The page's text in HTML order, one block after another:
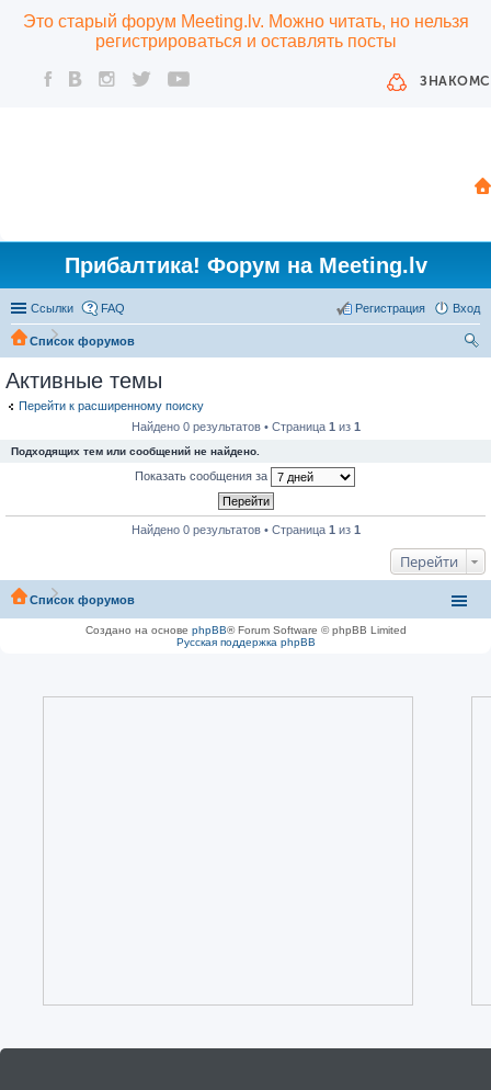
Это старый форум Meeting.lv. Можно читать, но нельзя
регистрироваться и оставлять посты
Прибалтика! Форум на Meeting.lv
Ссылки FAQ Вход
Регистрация
Список форумов
Активные темы
Перейти к расширенному поиску
Найдено 0 результатов • Страница 1 из 1
Подходящих тем или сообщений не найдено.
Показать сообщения за
Найдено 0 результатов • Страница 1 из 1
Перейти
Список форумов
Создано на основе phpBB® Forum Software © phpBB Limited
Русская поддержка phpBB